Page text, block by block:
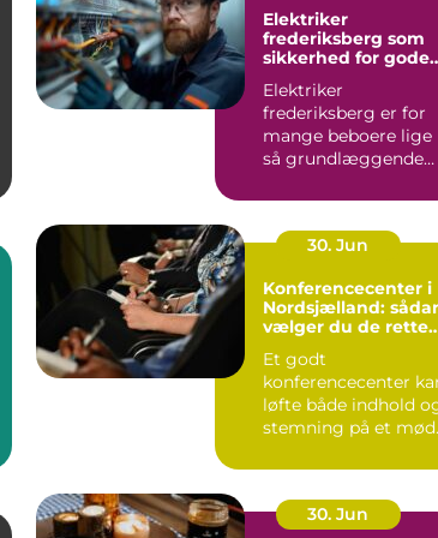
Elektriker
frederiksberg som
sikkerhed for gode
Elektriker
frederiksberg er for
mange beboere lige
så grundlæggende
varmekilder og...
30. Jun
Konferencecenter i
Nordsjælland:
vælger du de rette
Et godt
konferencecenter
løfte både indhold
stemning på et
30. Jun